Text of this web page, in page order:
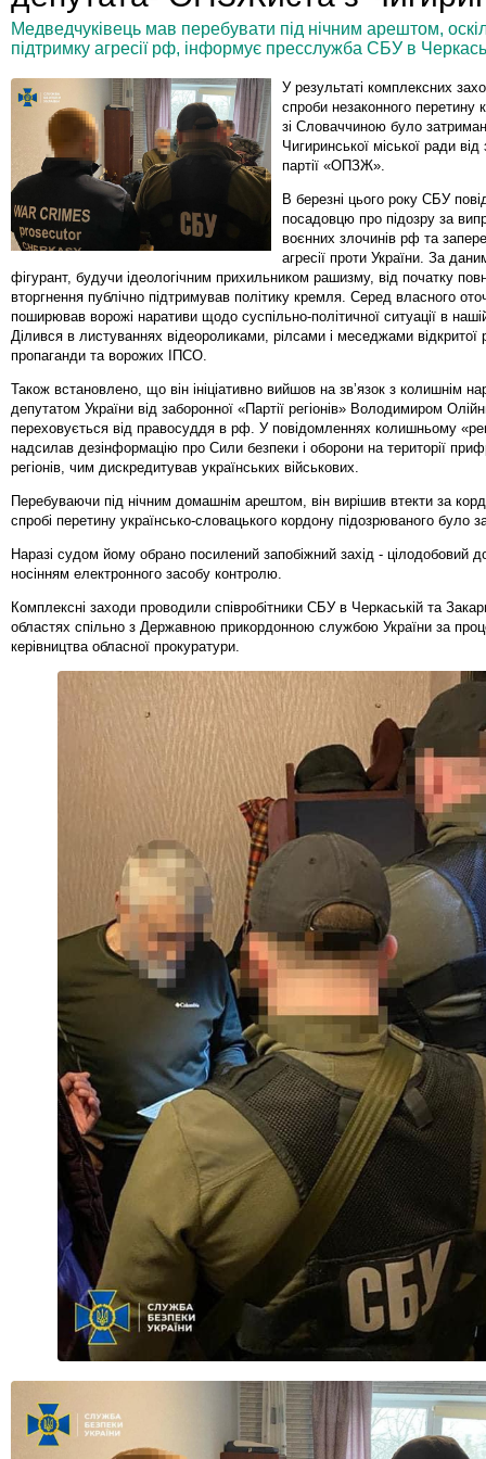
Медведчуківець мав перебувати під нічним арештом,
підтримку агресії рф, інформує пресслужба СБУ в
У результаті комплексних
спроби незаконного перетину
зі Словаччиною було
Чигиринської міської ради від
партії «ОПЗЖ».
В березні цього року СБУ
посадовцю про підозру за
воєнних злочинів рф та
агресії проти України. За
фігурант, будучи ідеологічним прихильником рашизму, від початку
вторгнення публічно підтримував політику кремля. Серед власного
поширював ворожі наративи щодо суспільно-політичної ситуації в
Ділився в листуваннях відеороликами, рілсами і меседжами відкритої
пропаганди та ворожих ІПСО.
Також встановлено, що він ініціативно вийшов на звʼязок з колишнім
депутатом України від заборонної «Партії регіонів» Володимиром
переховується від правосуддя в рф. У повідомленнях колишньому
надсилав дезінформацію про Сили безпеки і оборони на території
регіонів, чим дискредитував українських військових.
Перебуваючи під нічним домашнім арештом, він вирішив втекти за
спробі перетину українсько-словацького кордону підозрюваного було
Наразі судом йому обрано посилений запобіжний захід - цілодобовий
носінням електронного засобу контролю.
Комплексні заходи проводили співробітники СБУ в Черкаській та
областях спільно з Державною прикордонною службою України за
керівництва обласної прокуратури.